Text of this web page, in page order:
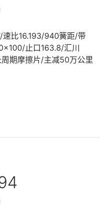
比16.193/940簧距/带
止口163.8/汇川
期摩擦片/主减50万公里